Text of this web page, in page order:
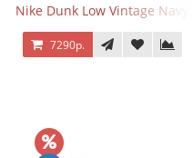
Nike Dunk Low Vintage Navy
7290р.